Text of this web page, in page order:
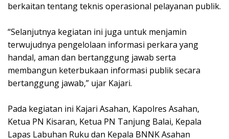
berkaitan tentang teknis operasional pelayanan publik.
“Selanjutnya kegiatan ini juga untuk menjamin
terwujudnya pengelolaan informasi perkara yang
handal, aman dan bertanggung jawab serta
membangun keterbukaan informasi publik secara
bertanggung jawab,” ujar Kajari.
Pada kegiatan ini Kajari Asahan, Kapolres Asahan,
Ketua PN Kisaran, Ketua PN Tanjung Balai, Kepala
Lapas Labuhan Ruku dan Kepala BNNK Asahan